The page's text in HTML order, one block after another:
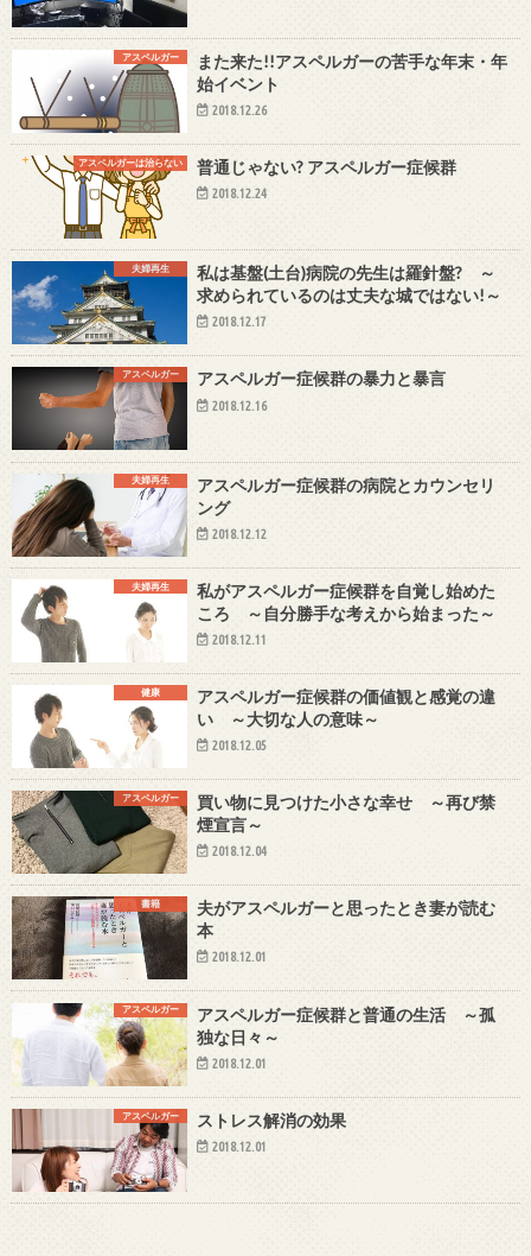
アスペルガー
また来た!!アスペルガーの苦手な年末・年
始イベント
2018.12.26
アスペルガーは治らない 普通じゃない? アスペルガー症候群
2018.12.24
夫婦再生
私は基盤(土台)病院の先生は羅針盤? ～
求められているのは丈夫な城ではない!～
2018.12.17
アスペルガー アスペルガー症候群の暴力と暴言
2018.12.16
夫婦再生
アスペルガー症候群の病院とカウンセリ
ング
2018.12.12
夫婦再生
私がアスペルガー症候群を自覚し始めた
ころ ～自分勝手な考えから始まった～
2018.12.11
健康
アスペルガー症候群の価値観と感覚の違
い ～大切な人の意味～
2018.12.05
アスペルガー
買い物に見つけた小さな幸せ ～再び禁
煙宣言～
2018.12.04
書籍
夫がアスペルガーと思ったとき妻が読む
本
2018.12.01
アスペルガー
アスペルガー症候群と普通の生活 ～孤
独な日々～
2018.12.01
アスペルガー ストレス解消の効果
2018.12.01